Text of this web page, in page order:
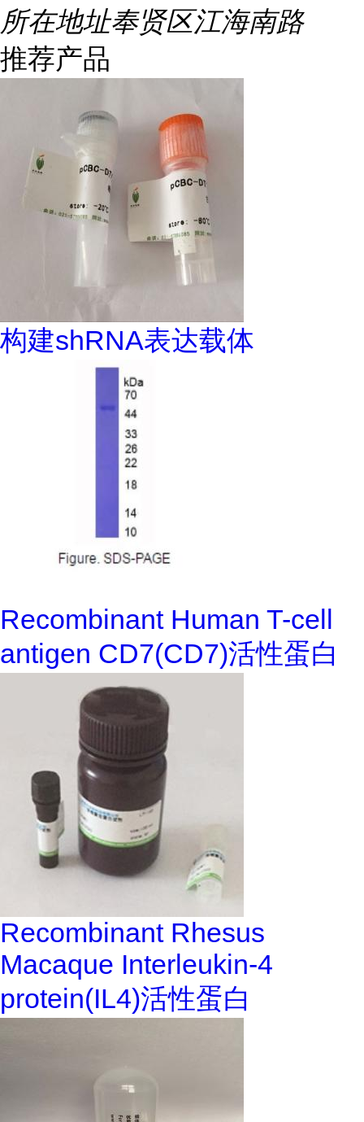
所在地址奉贤区江海南路
推荐产品
构建shRNA表达载体
Recombinant Human T-cell
antigen CD7(CD7)活性蛋白
Recombinant Rhesus
Macaque Interleukin-4
protein(IL4)活性蛋白